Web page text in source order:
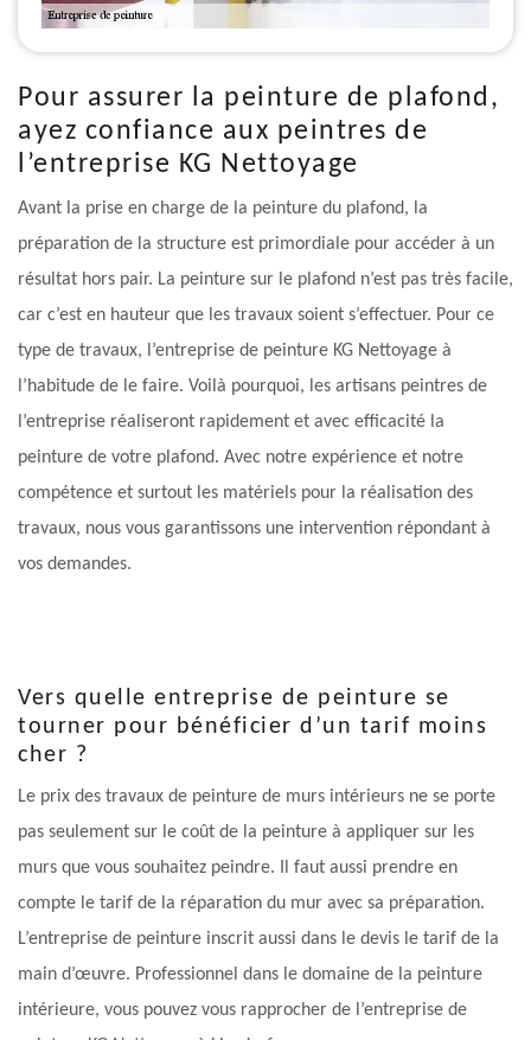
Pour assurer la peinture de plafond,
ayez confiance aux peintres de
l’entreprise KG Nettoyage
Avant la prise en charge de la peinture du plafond, la
préparation de la structure est primordiale pour accéder à un
résultat hors pair. La peinture sur le plafond n’est pas très facile,
car c’est en hauteur que les travaux soient s’effectuer. Pour ce
type de travaux, l’entreprise de peinture KG Nettoyage à
l’habitude de le faire. Voilà pourquoi, les artisans peintres de
l’entreprise réaliseront rapidement et avec efficacité la
peinture de votre plafond. Avec notre expérience et notre
compétence et surtout les matériels pour la réalisation des
travaux, nous vous garantissons une intervention répondant à
vos demandes.
Vers quelle entreprise de peinture se
tourner pour bénéficier d’un tarif moins
cher ?
Le prix des travaux de peinture de murs intérieurs ne se porte
pas seulement sur le coût de la peinture à appliquer sur les
murs que vous souhaitez peindre. Il faut aussi prendre en
compte le tarif de la réparation du mur avec sa préparation.
L’entreprise de peinture inscrit aussi dans le devis le tarif de la
main d’œuvre. Professionnel dans le domaine de la peinture
intérieure, vous pouvez vous rapprocher de l’entreprise de